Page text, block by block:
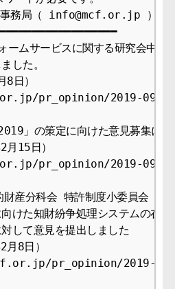
事務局（ info@mcf.or.jp ）まで
ームサービスに関する研究会中間
した。
日）
pr_opinion/2019-09
」の策定に向けた意見募集に
15日）
pr_opinion/2019-09
産分科会 特許制度小委員会
向けた知財紛争処理システムの在
して意見を提出しました
8日）
pr_opinion/2019-09